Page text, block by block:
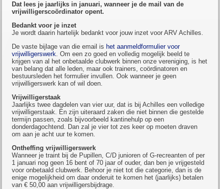
Dat lees je jaarlijks in januari, wanneer je de mail van de
vrijwilligerscoördinator opent.
Bedankt voor je inzet
Je wordt daarin hartelijk bedankt voor jouw inzet voor ARV Achilles.
De vaste bijlage van die email is het aanmeldformulier voor
vrijwilligerswerk. Om een zo goed en volledig mogelijk beeld te
krijgen van al het onbetaalde clubwerk binnen onze vereniging, is het
van belang dat alle leden, maar ook trainers, coördinatoren en
bestuursleden het formulier invullen. Ook wanneer je geen
vrijwilligerswerk kan of wil doen.
Vrijwilligerstaak
Jaarlijks twee dagdelen van vier uur, dat is bij Achilles een volledige
vrijwilligerstaak. En zijn uiteraard zaken die niet binnen die gestelde
termijn passen, zoals bijvoorbeeld kantinehulp op een
donderdagochtend. Dan zal je vier tot zes keer op moeten draven
om aan je acht uur te komen.
Ontheffing vrijwilligerswerk
Wanneer je traint bij de Pupillen, C/D junioren of G-recreanten of per
1 januari nog geen 16 bent of 70 jaar of ouder, dan ben je vrijgesteld
voor onbetaald clubwerk. Behoor je niet tot die categorie, dan is de
enige mogelijkheid om daar onderuit te komen het (jaarlijks) betalen
van € 50,00 aan vrijwilligersbijdrage.